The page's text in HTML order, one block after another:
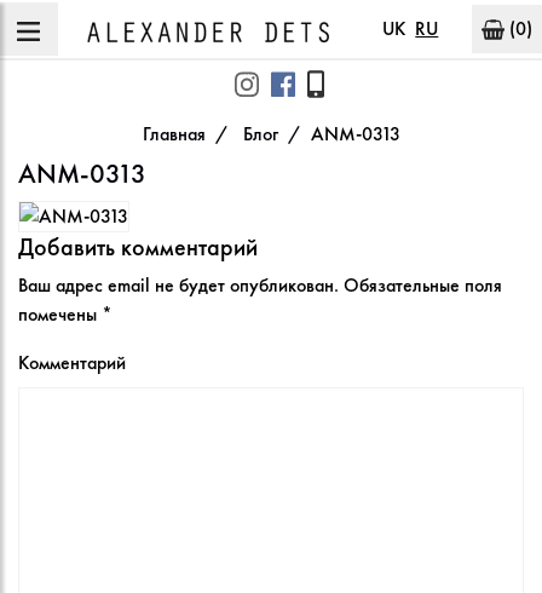
UK RU (0)
Главная Блог ANM-0313
ANM-0313
Добавить комментарий
Ваш адрес email не будет опубликован. Обязательные поля
помечены *
Комментарий